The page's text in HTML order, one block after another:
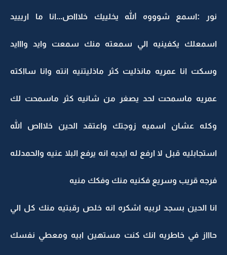
نور :اسمع شوووه الله يخلييك خلاااص...انا ما اريييد
اسمعلك يكفينيه الي سمعته منك سمعت وايد وااايد
وسكت انا عمريه مانذليت كثر ماذليتنيه انته وانا سااكته
عمريه ماسمحت لحد يصغر من شانيه كثر ماسمحت لك
وكله عشان اسميه زوجتك واعتقد الحين خلاااص الله
استجابليه قبل لا ارفع له ايديه انه يرفع البلا عنيه والحمدلله
فرجه قريب وسريع فكنيه منك وفكك منيه
انا الحين بسجد لربيه اشكره انه خلص رقبتيه منك كل الي
حاااز في خاطريه انك كنت مستهين ابيه ومعطي نفسك